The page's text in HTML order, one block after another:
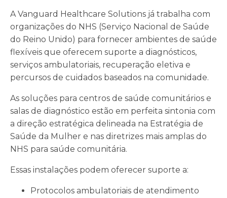
A Vanguard Healthcare Solutions já trabalha com
organizações do NHS (Serviço Nacional de Saúde
do Reino Unido) para fornecer ambientes de saúde
flexíveis que oferecem suporte a diagnósticos,
serviços ambulatoriais, recuperação eletiva e
percursos de cuidados baseados na comunidade.
As soluções para centros de saúde comunitários e
salas de diagnóstico estão em perfeita sintonia com
a direção estratégica delineada na Estratégia de
Saúde da Mulher e nas diretrizes mais amplas do
NHS para saúde comunitária.
Essas instalações podem oferecer suporte a:
Protocolos ambulatoriais de atendimento